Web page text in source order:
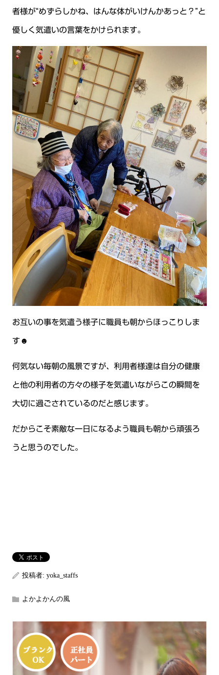
者様が“めずらしかね、はんな体がいけんかあっと？”と
優しく気遣いの言葉をかけられます。
お互いの事を気遣う様子に職員も朝からほっこりしま
す☻
何気ない毎朝の風景ですが、利用者様達は自分の健康
と他の利用者の方々の様子を気遣いながらこの瞬間を
大切に過ごされているのだと感じます。
だからこそ素敵な一日になるよう職員も朝から頑張ろ
うと思うのでした。
投稿者: yoka_staffs
よかよかんの風